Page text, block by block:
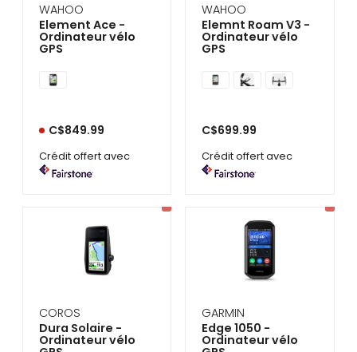
WAHOO
Element Ace -
Ordinateur vélo
GPS
C$849.99
Crédit offert avec
WAHOO
Elemnt Roam V3 -
Ordinateur vélo
GPS
C$699.99
Crédit offert avec
COROS
Dura Solaire -
Ordinateur vélo
GARMIN
Edge 1050 -
Ordinateur vélo